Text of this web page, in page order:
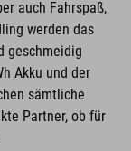
auch Fahrspaß,
werden das
geschmeidig
Akku und der
sämtliche
Partner, ob für